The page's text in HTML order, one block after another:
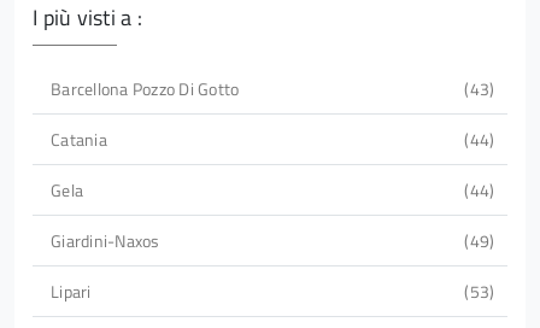
I più visti a :
Barcellona Pozzo Di Gotto
43
Catania
44
Gela
44
Giardini-Naxos
49
Lipari
53